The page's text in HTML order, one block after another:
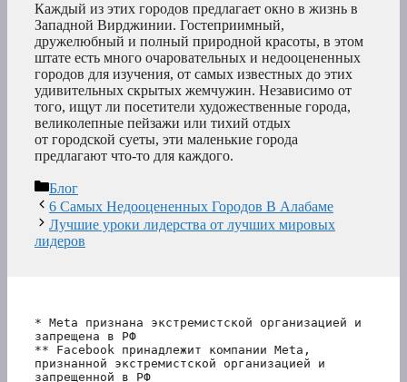
Каждый из этих городов предлагает окно в жизнь в
Западной Вирджинии. Гостеприимный,
дружелюбный и полный природной красоты, в этом
штате есть много очаровательных и недооцененных
городов для изучения, от самых известных до этих
удивительных скрытых жемчужин. Независимо от
того, ищут ли посетители художественные города,
великолепные пейзажи или тихий отдых
от городской суеты, эти маленькие города
предлагают что-то для каждого.
Рубрики
Блог
6 Самых Недооцененных Городов В Алабаме
Лучшие уроки лидерства от лучших мировых
лидеров
* Meta признана экстремистской организацией и
запрещена в РФ
** Facebook принадлежит компании Meta,
признанной экстремистской организацией и
запрещенной в РФ